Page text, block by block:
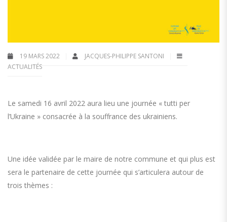
19 MARS 2022
JACQUES-PHILIPPE SANTONI
ACTUALITÉS
Le samedi 16 avril 2022 aura lieu une journée « tutti per
l’Ukraine » consacrée à la souffrance des ukrainiens.
Une idée validée par le maire de notre commune et qui plus est
sera le partenaire de cette journée qui s’articulera autour de
trois thèmes :